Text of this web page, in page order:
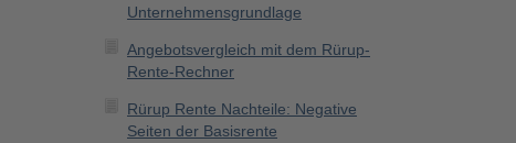
Unternehmensgrundlage
Angebotsvergleich mit dem Rürup-
Rente-Rechner
Rürup Rente Nachteile: Negative
Seiten der Basisrente